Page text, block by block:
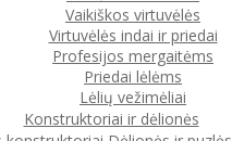
Vaikiškos virtuvėlės
Virtuvėlės indai ir priedai
Profesijos mergaitėms
Priedai lėlėms
Lėlių vežimėliai
Konstruktoriai ir dėlionės